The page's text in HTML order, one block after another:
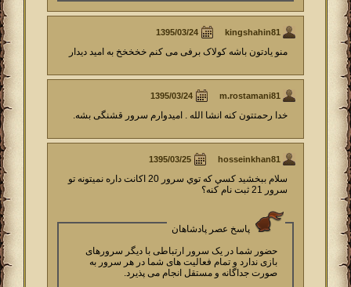
kingshahin81
منو یادتون باشه کولاک برفی می کنم خخخخخ به امید دیدار
m.rostamani81
خدا رحمتتون کنه انشا الله . امیدوارم سرور قشنگی بشه.
hosseinkhan81
سلام ببخشيد كسي كه توي سرور 20 اكانت داره نميتونه تو
سرور 21 ثبت نام كنه؟
پاسخ عصر پادشاهان
حضور شما در یک سرور ارتباطی با دیگر سرورهای
بازی ندارد و تمام فعالیت های شما در هر سرور به
صورت جداگانه و مستقل انجام می پذیرد.